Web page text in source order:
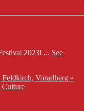
2023! ... See
Feldkirch, Vorarlberg »